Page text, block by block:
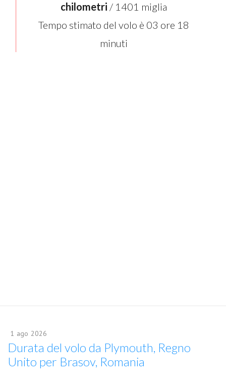
chilometri / 1401 miglia
Tempo stimato del volo è 03 ore 18
minuti
1 ago 2026
Durata del volo da Plymouth, Regno
Unito per Brasov, Romania